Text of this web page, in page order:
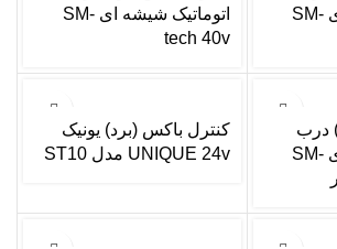
اتوماتیک شیشه ای SM-
اتوماتیک شیشه ای SM-
tech 40v
درب
اتوماتیک شیشه ای SM-
کنترل باکس (برد) یونیک
UNIQUE 24v مدل ST10